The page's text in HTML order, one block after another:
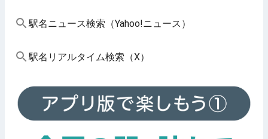
駅名ニュース検索（Yahoo!ニュース）
駅名リアルタイム検索（X）